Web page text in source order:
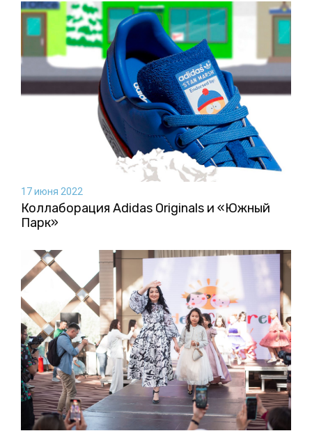
17 июня 2022
Коллаборация Аdidas Originals и «Южный
Парк»